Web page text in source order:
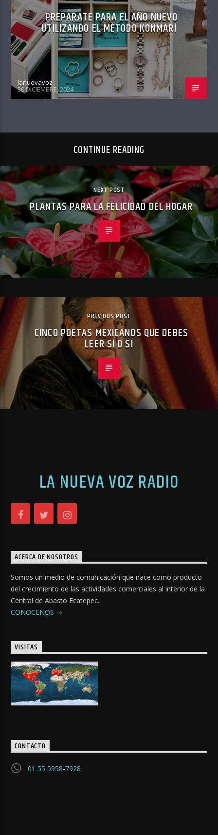
PREPARATE PARA EL AÑO NUEVO
UTILIZANDO EL MÉTODO KONMARÍ
lanuevavoz
30 DICIEMBRE, 2024
CONTINUE READING
NEXT POST
PLANTAS PARA LA FELICIDAD DEL HOGAR
PREVIOUS POST
CINCO POETAS MEXICANOS QUE DEBES
LEER SÍ O SÍ
LA NUEVA VOZ RADIO
ACERCA DE NOSOTROS
Somos un medio de comunicación que nace como producto
del crecimiento de las actividades comerciales al interior de la
Central de Abasto Ecatepec.
CONOCENOS
VISITAS
CONTACTO
01 55 5958-7928